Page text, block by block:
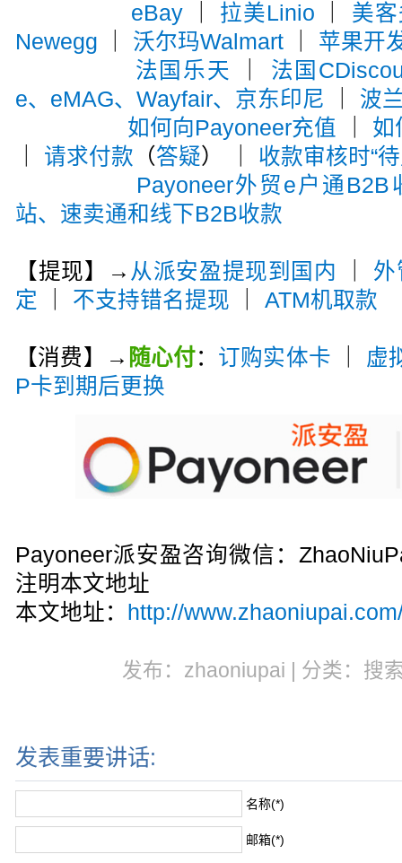
eBay｜ 拉美Linio
美
Newegg
沃尔玛Walmart
苹果开
法国乐天
法国
e、eMAG、Wayfair、京东印尼
波
如何向Payoneer充值
如
请求付款 （答疑） ｜ 收款审核时“
Payoneer外贸e户通B2B
站、速卖通和线下B2B收款
【提现】→ 从派安盈提现到国内
外
定
不支持错名提现 ｜ATM机取款
【消费】→ 随心付： 订购实体卡
虚
P卡到期后更换
Payoneer派安盈咨询微信：
注明本文地址
本文地址：
http://
发布：zhaoniupai | 分类：搜
发表重要讲话:
名称(*)
邮箱(*)